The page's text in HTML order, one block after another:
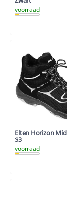
voorraad
Elten Horizon Mid
S3
voorraad